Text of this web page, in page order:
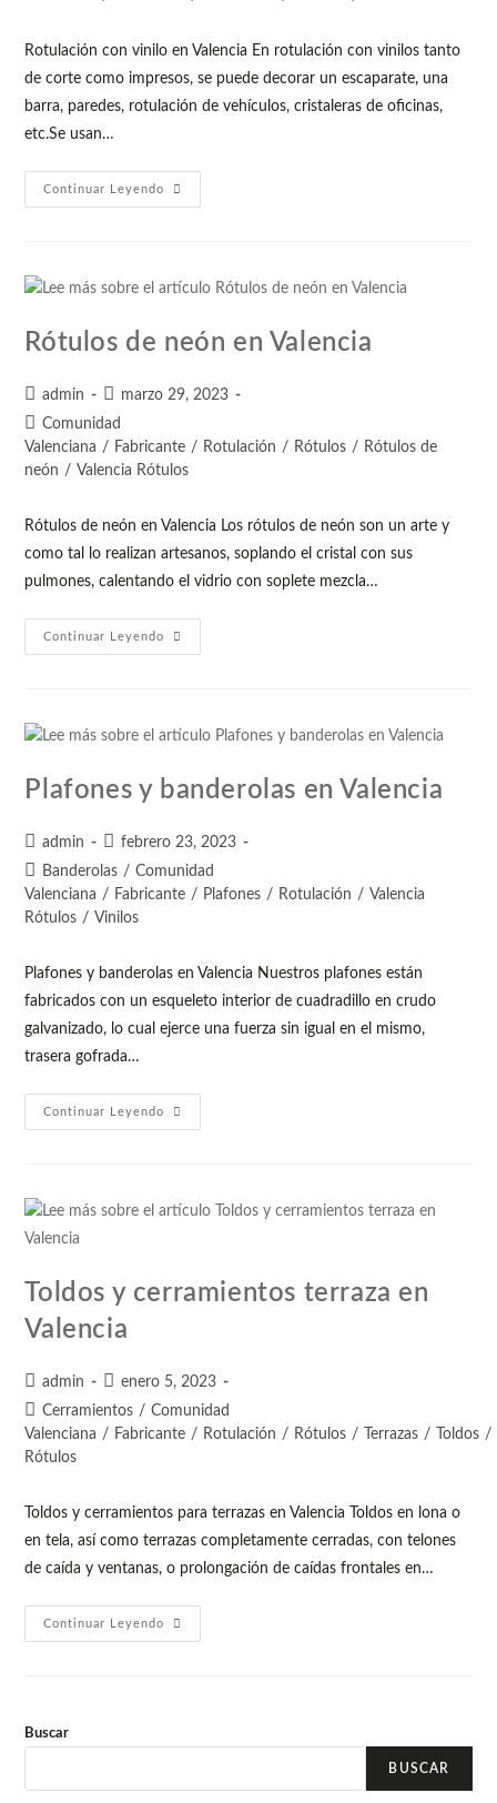
Rotulación con vinilo en Valencia En rotulación con vinilos tanto
de corte como impresos, se puede decorar un escaparate, una
barra, paredes, rotulación de vehículos, cristaleras de oficinas,
etc.Se usan…
Continuar Leyendo
Rótulos de neón en Valencia
admin
marzo 29, 2023
Comunidad
Valenciana / Fabricante / Rotulación / Rótulos / Rótulos de
neón / Valencia Rótulos
Rótulos de neón en Valencia Los rótulos de neón son un arte y
como tal lo realizan artesanos, soplando el cristal con sus
pulmones, calentando el vidrio con soplete mezcla…
Continuar Leyendo
Plafones y banderolas en Valencia
admin
febrero 23, 2023
Banderolas / Comunidad
Valenciana / Fabricante / Plafones / Rotulación / Valencia
Rótulos / Vinilos
Plafones y banderolas en Valencia Nuestros plafones están
fabricados con un esqueleto interior de cuadradillo en crudo
galvanizado, lo cual ejerce una fuerza sin igual en el mismo,
trasera gofrada…
Continuar Leyendo
Toldos y cerramientos terraza en
Valencia
admin
enero 5, 2023
Cerramientos / Comunidad
Valenciana / Fabricante / Rotulación / Rótulos / Terrazas / Toldos /
Rótulos
Toldos y cerramientos para terrazas en Valencia Toldos en lona o
en tela, así como terrazas completamente cerradas, con telones
de caída y ventanas, o prolongación de caídas frontales en…
Continuar Leyendo
Buscar
BUSCAR